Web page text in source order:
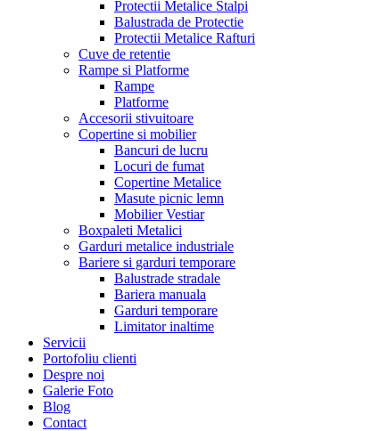
Protectii Metalice Stalpi
Balustrada de Protectie
Protectii Metalice Rafturi
Cuve de retentie
Rampe si Platforme
Rampe
Platforme
Accesorii stivuitoare
Copertine si mobilier
Bancuri de lucru
Locuri de fumat
Copertine Metalice
Masute picnic lemn
Mobilier Vestiar
Boxpaleti Metalici
Garduri metalice industriale
Bariere si garduri temporare
Balustrade stradale
Bariera manuala
Garduri temporare
Limitator inaltime
Servicii
Portofoliu clienti
Despre noi
Galerie Foto
Blog
Contact